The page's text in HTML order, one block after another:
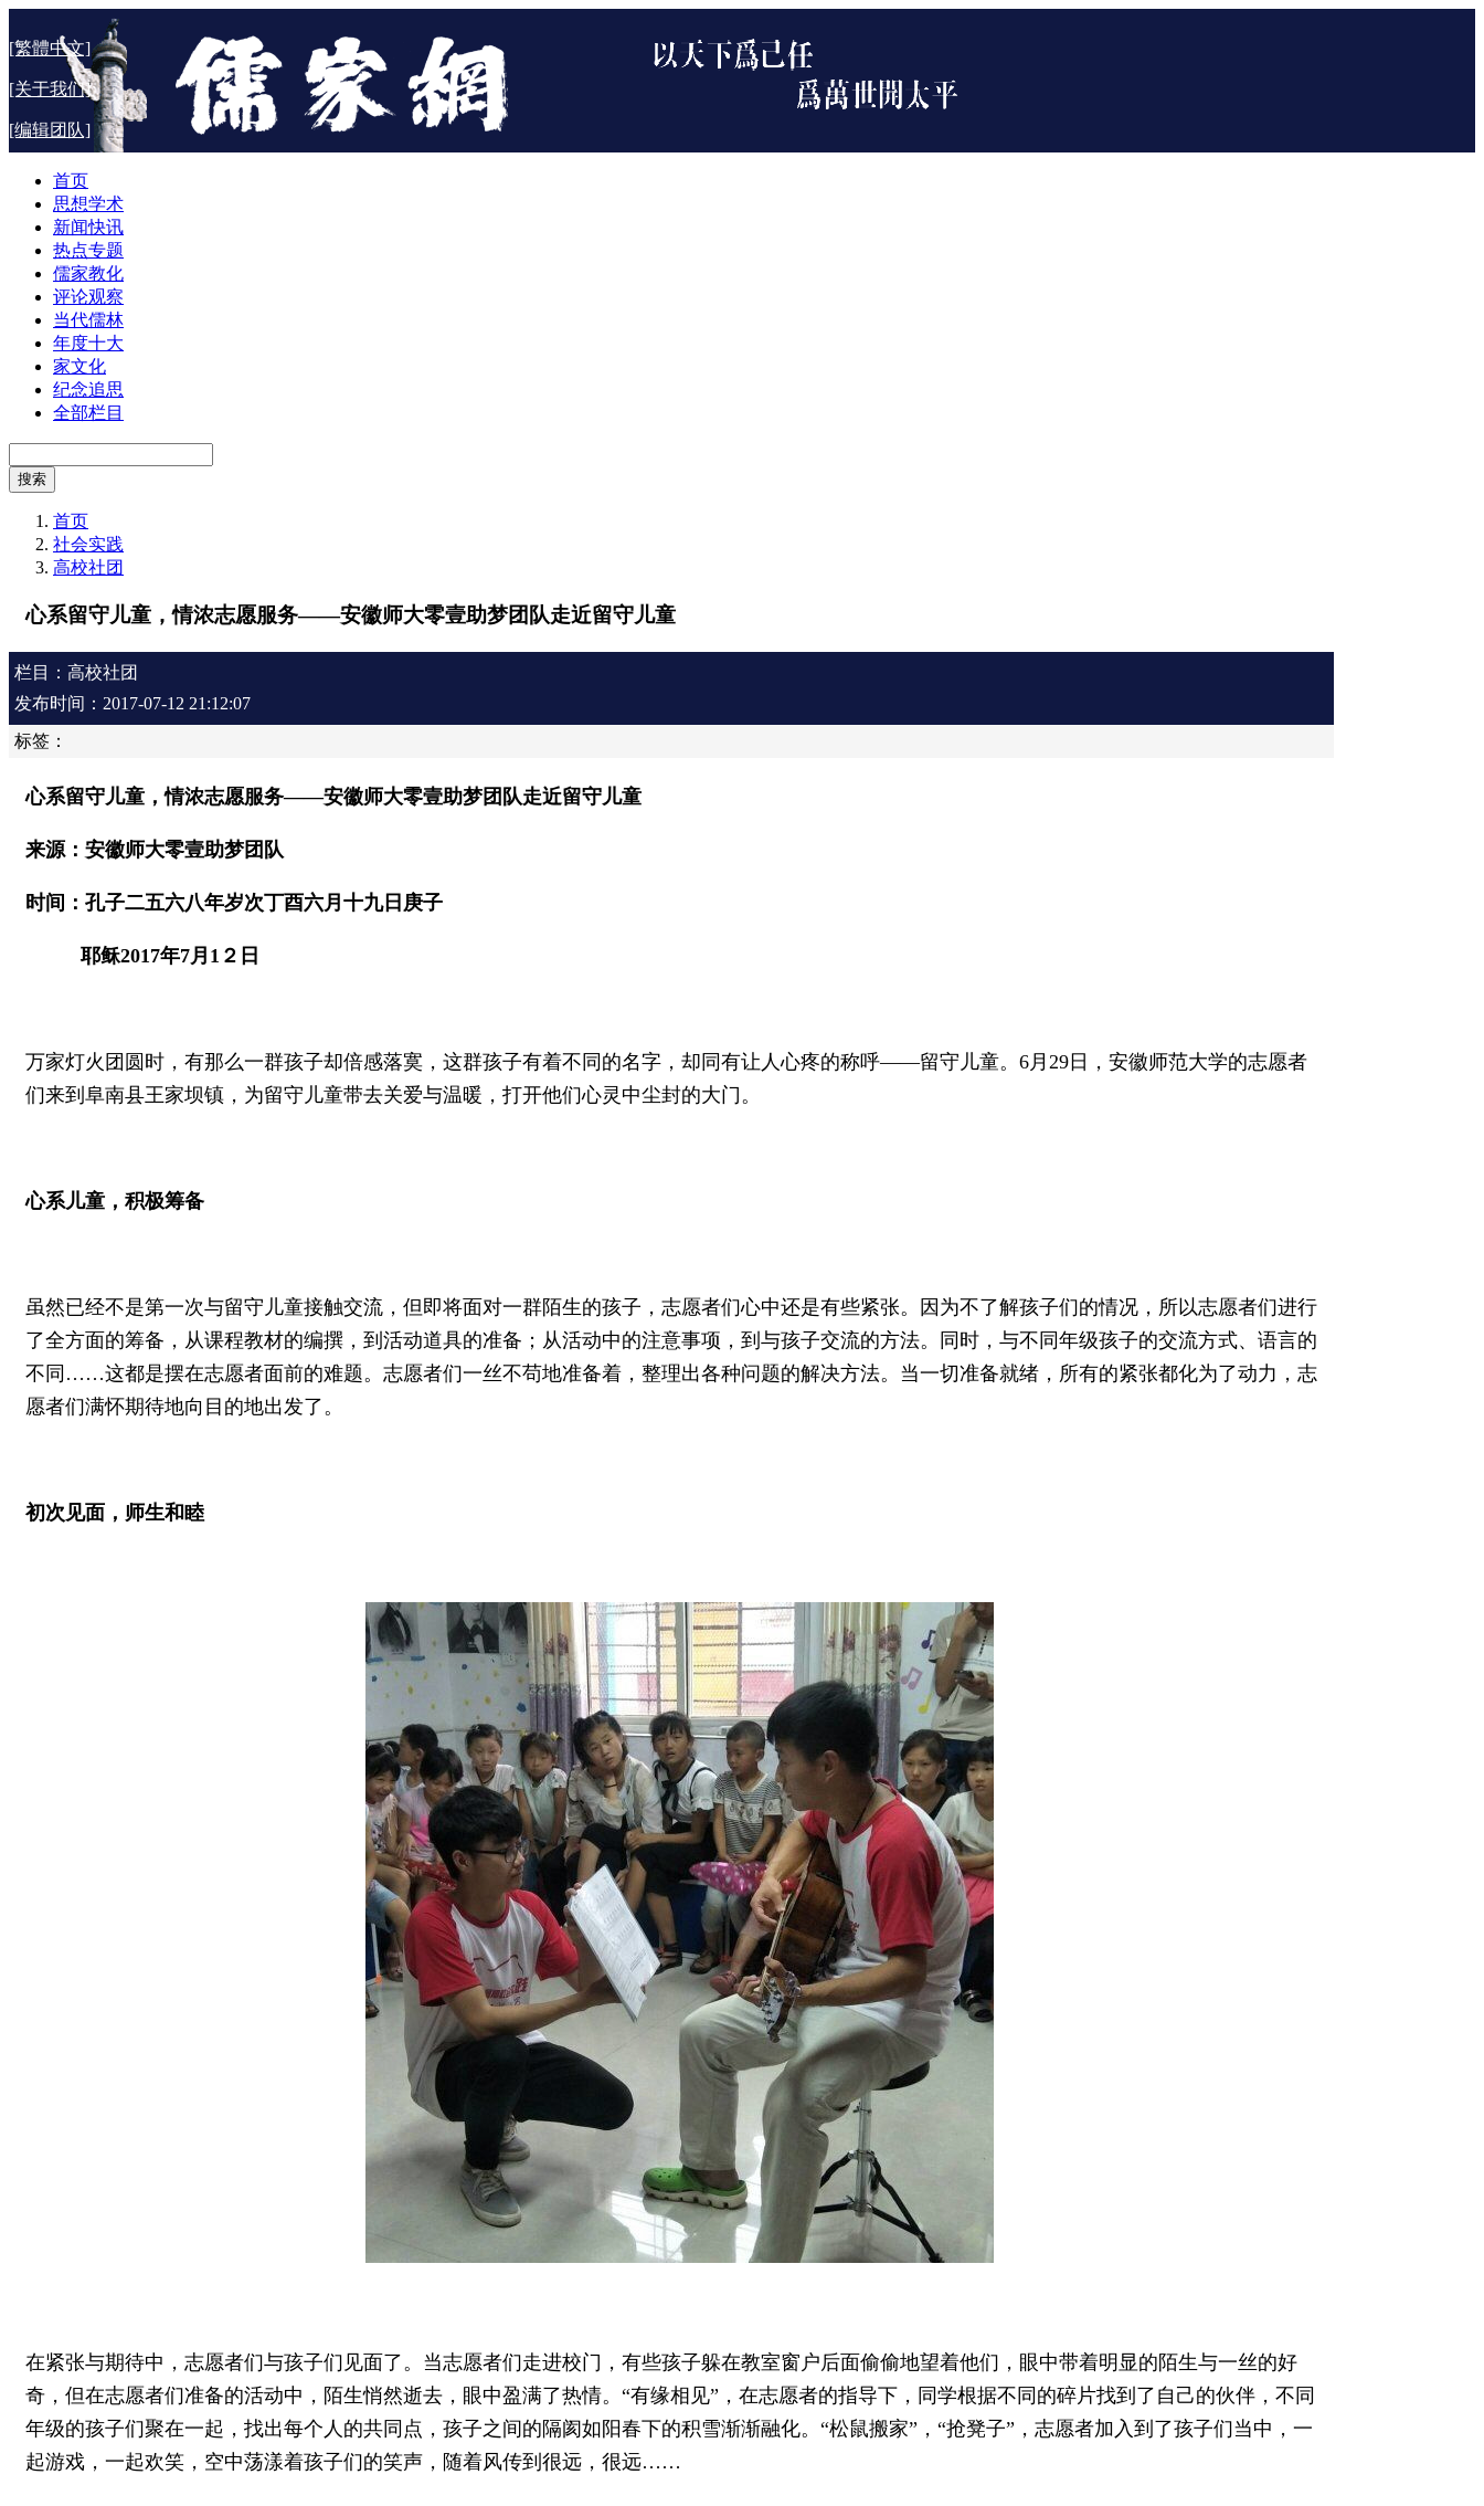
[繁體中文]
[关于我们]
[编辑团队]
首页
思想学术
新闻快讯
热点专题
儒家教化
评论观察
当代儒林
年度十大
家文化
纪念追思
全部栏目
搜索
首页
社会实践
高校社团
心系留守儿童，情浓志愿服务——安徽师大零壹助梦团队走近留守儿童
栏目：高校社团
发布时间：2017-07-12 21:12:07
标签：
心系留守儿童，情浓志愿服务——安徽师大零壹助梦团队走近留守儿童
来源：安徽师大零壹助梦团队
时间：孔子二五六八年岁次丁酉六月十九日庚子
耶稣2017年7月1２日
万家灯火团圆时，有那么一群孩子却倍感落寞，这群孩子有着不同的名字，却同有让人心疼的称呼——留守儿童。6月29日，安徽师范大学的志愿者
们来到阜南县王家坝镇，为留守儿童带去关爱与温暖，打开他们心灵中尘封的大门。
心系儿童，积极筹备
虽然已经不是第一次与留守儿童接触交流，但即将面对一群陌生的孩子，志愿者们心中还是有些紧张。因为不了解孩子们的情况，所以志愿者们进行
了全方面的筹备，从课程教材的编撰，到活动道具的准备；从活动中的注意事项，到与孩子交流的方法。同时，与不同年级孩子的交流方式、语言的
不同……这都是摆在志愿者面前的难题。志愿者们一丝不苟地准备着，整理出各种问题的解决方法。当一切准备就绪，所有的紧张都化为了动力，志
愿者们满怀期待地向目的地出发了。
初次见面，师生和睦
在紧张与期待中，志愿者们与孩子们见面了。当志愿者们走进校门，有些孩子躲在教室窗户后面偷偷地望着他们，眼中带着明显的陌生与一丝的好
奇，但在志愿者们准备的活动中，陌生悄然逝去，眼中盈满了热情。“有缘相见”，在志愿者的指导下，同学根据不同的碎片找到了自己的伙伴，不同
年级的孩子们聚在一起，找出每个人的共同点，孩子之间的隔阂如阳春下的积雪渐渐融化。“松鼠搬家”，“抢凳子”，志愿者加入到了孩子们当中，一
起游戏，一起欢笑，空中荡漾着孩子们的笑声，随着风传到很远，很远……